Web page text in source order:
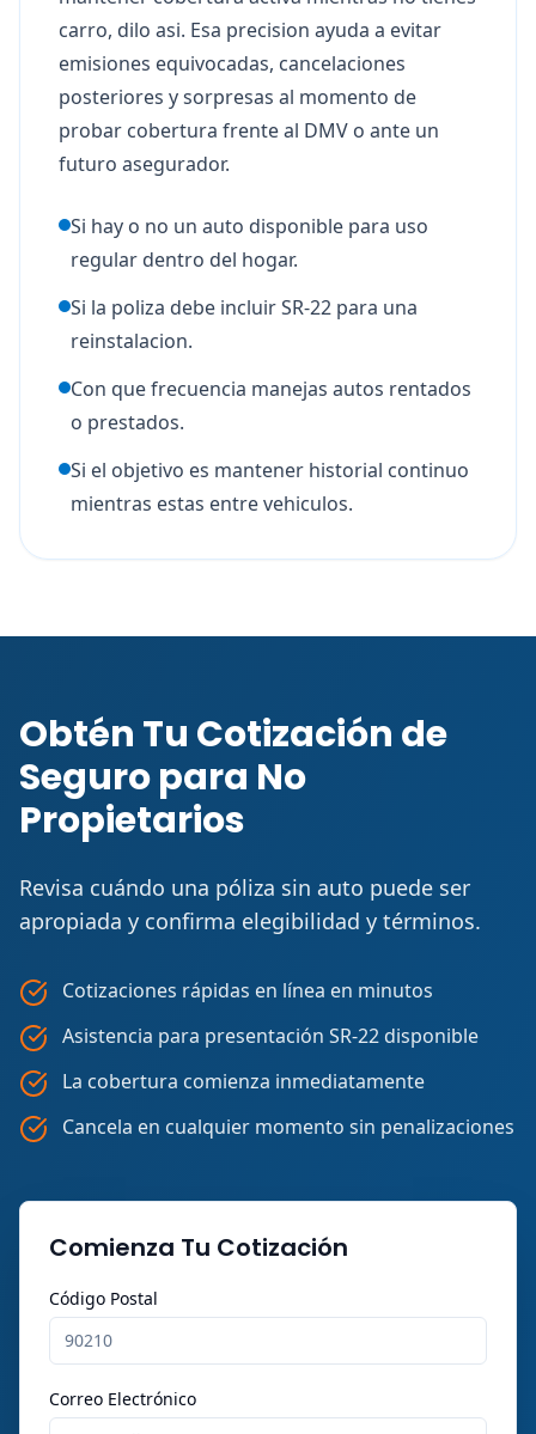
carro, dilo asi. Esa precision ayuda a evitar
emisiones equivocadas, cancelaciones
posteriores y sorpresas al momento de
probar cobertura frente al DMV o ante un
futuro asegurador.
Si hay o no un auto disponible para uso
regular dentro del hogar.
Si la poliza debe incluir SR-22 para una
reinstalacion.
Con que frecuencia manejas autos rentados
o prestados.
Si el objetivo es mantener historial continuo
mientras estas entre vehiculos.
Obtén Tu Cotización de
Seguro para No
Propietarios
Revisa cuándo una póliza sin auto puede ser
apropiada y confirma elegibilidad y términos.
Cotizaciones rápidas en línea en minutos
Asistencia para presentación SR-22 disponible
La cobertura comienza inmediatamente
Cancela en cualquier momento sin penalizaciones
Comienza Tu Cotización
Código Postal
Correo Electrónico